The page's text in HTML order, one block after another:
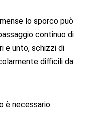
lo sporco può
continuo di
e unto, schizzi di
difficili da
è necessario: